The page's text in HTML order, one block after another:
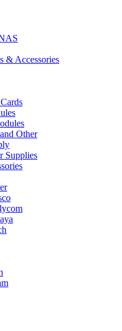
& Accessories
Other
Supplies